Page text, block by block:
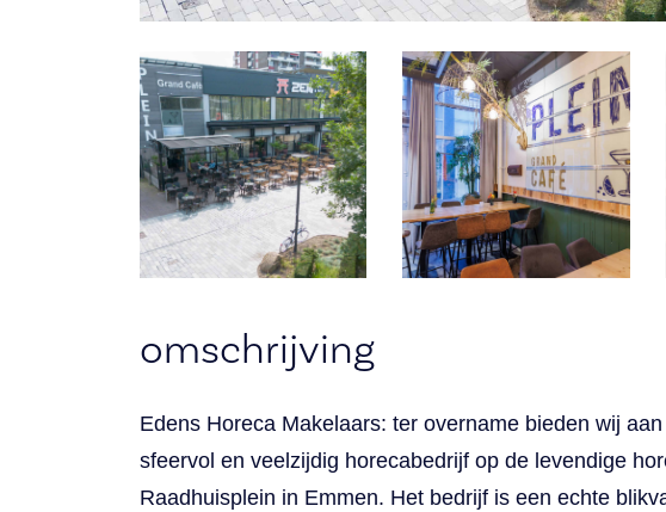
omschrijving
Edens Horeca Makelaars: ter overname bieden wij
sfeervol en veelzijdig horecabedrijf op de levendige
Raadhuisplein in Emmen. Het bedrijf is een echte